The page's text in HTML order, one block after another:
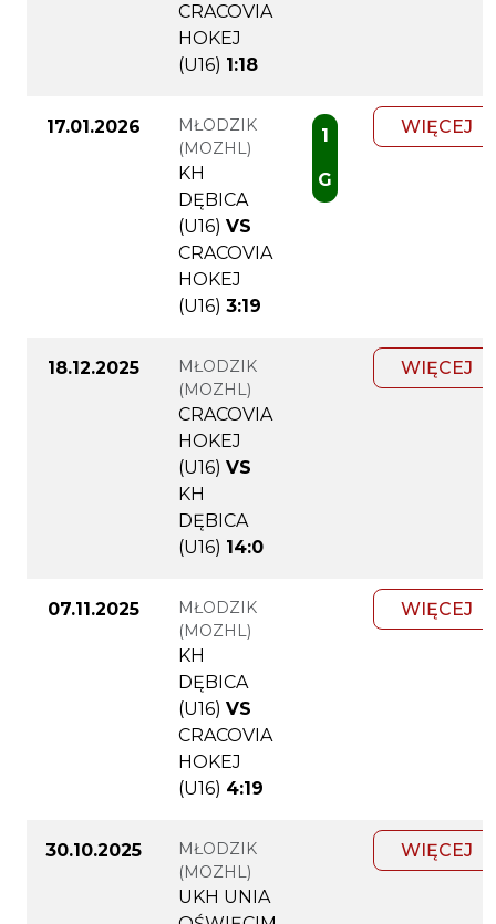
CRACOVIA
HOKEJ
(U16) 1:18
17.01.2026
MŁODZIK
(MOZHL)
KH
DĘBICA
(U16) VS
CRACOVIA
HOKEJ
(U16) 3:19
1
G
WIĘCEJ
18.12.2025
MŁODZIK
(MOZHL)
CRACOVIA
HOKEJ
(U16) VS
KH
DĘBICA
(U16) 14:0
WIĘCEJ
07.11.2025
MŁODZIK
(MOZHL)
KH
DĘBICA
(U16) VS
CRACOVIA
HOKEJ
(U16) 4:19
WIĘCEJ
30.10.2025
MŁODZIK
(MOZHL)
UKH UNIA
WIĘCEJ